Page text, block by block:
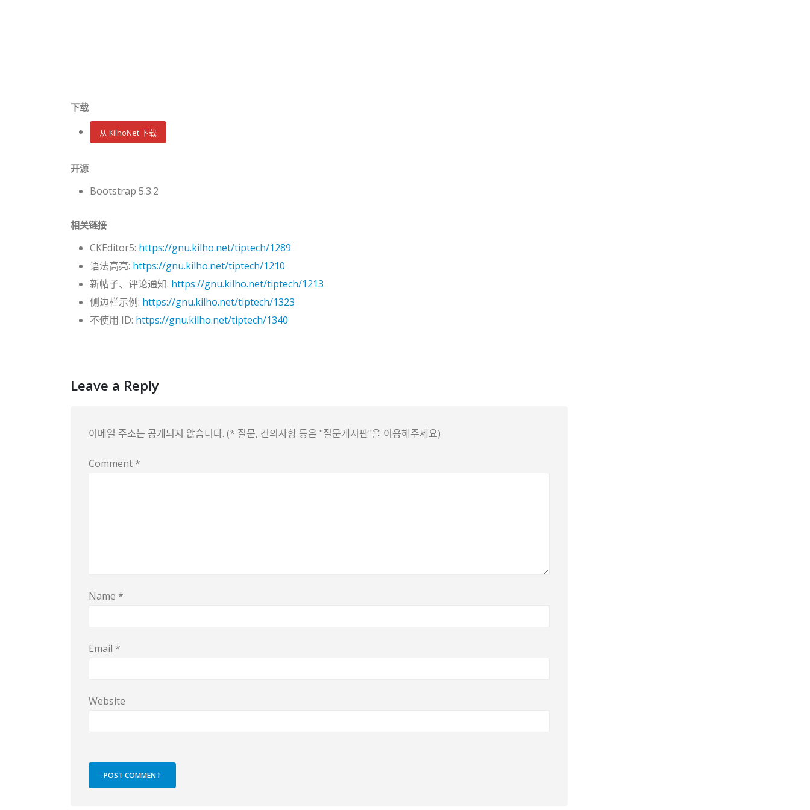
下载
从 KilhoNet 下载
开源
Bootstrap 5.3.2
相关链接
CKEditor5: https://gnu.kilho.net/tiptech/1289
语法高亮: https://gnu.kilho.net/tiptech/1210
新帖子、评论通知: https://gnu.kilho.net/tiptech/1213
侧边栏示例: https://gnu.kilho.net/tiptech/1323
不使用 ID: https://gnu.kilho.net/tiptech/1340
Leave a Reply
이메일 주소는 공개되지 않습니다. (* 질문, 건의사항 등은 "질문게시판"을 이용해주세요)
Comment *
Name *
Email *
Website